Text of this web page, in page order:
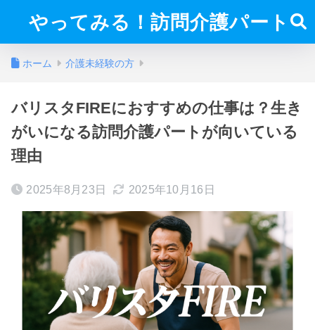
やってみる！訪問介護パート
ホーム 介護未経験の方
バリスタFIREにおすすめの仕事は？生き
がいになる訪問介護パートが向いている
理由
2025年8月23日 2025年10月16日